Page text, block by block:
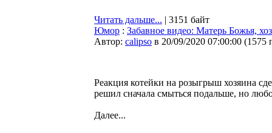
Читать дальше... | 3151 байт
Юмор : Забавное видео: Матерь Божья,
Автор: calipso в 20/09/2020 07:00:00 (1575
Реакция котейки на розыгрыш хозяина
решил сначала смыться подальше, но
Далее...